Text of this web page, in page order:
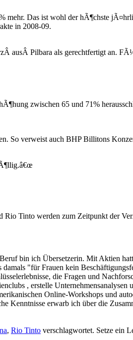
Das ist wohl der hÃ¶chste
in 2008-09.
ausÂ Pilbara als gerechtfertigt an.
zwischen 65 und 71%
So verweist auch BHP Billitons
Tinto werden zum Zeitpunkt der
bin ich Übersetzerin. Mit Aktien
"für Frauen kein
die Fragen und
, erstelle
Online-Workshops und
Kenntnisse erwarb ich über die
, Rio Tinto verschlagwortet. Setze ein